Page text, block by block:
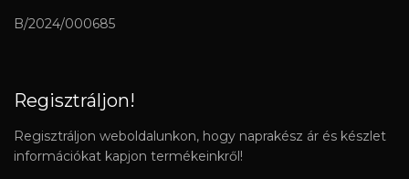
B/2024/000685
Regisztráljon!
Regisztráljon weboldalunkon, hogy naprakész ár és készlet
információkat kapjon termékeinkről!